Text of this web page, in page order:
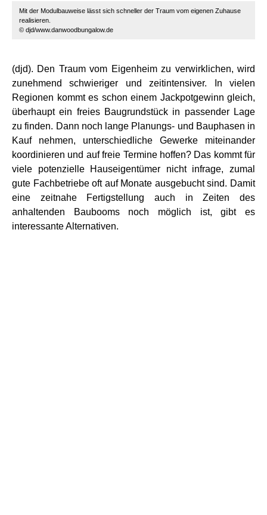
Mit der Modulbauweise lässt sich schneller der Traum vom eigenen Zuhause
realisieren.
© djd/www.danwoodbungalow.de
(djd). Den Traum vom Eigenheim zu verwirklichen, wird
zunehmend schwieriger und zeitintensiver. In vielen
Regionen kommt es schon einem Jackpotgewinn gleich,
überhaupt ein freies Baugrundstück in passender Lage
zu finden. Dann noch lange Planungs- und Bauphasen in
Kauf nehmen, unterschiedliche Gewerke miteinander
koordinieren und auf freie Termine hoffen? Das kommt für
viele potenzielle Hauseigentümer nicht infrage, zumal
gute Fachbetriebe oft auf Monate ausgebucht sind. Damit
eine zeitnahe Fertigstellung auch in Zeiten des
anhaltenden Baubooms noch möglich ist, gibt es
interessante Alternativen.